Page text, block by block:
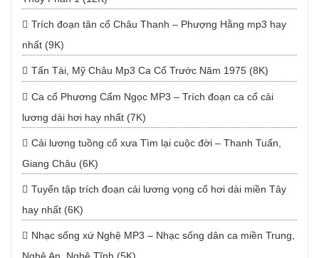
Trích đoạn tân cổ Châu Thanh – Phượng Hằng mp3 hay
nhất (9K)
Tấn Tài, Mỹ Châu Mp3 Ca Cổ Trước Năm 1975 (8K)
Ca cổ Phương Cẩm Ngọc MP3 – Trích đoạn ca cổ cải
lương dài hơi hay nhất (7K)
Cải lương tuồng cổ xưa Tìm lại cuộc đời – Thanh Tuấn,
Giang Châu (6K)
Tuyển tập trích đoạn cải lương vọng cổ hơi dài miền Tây
hay nhất (6K)
Nhạc sống xứ Nghệ MP3 – Nhạc sống dân ca miền Trung,